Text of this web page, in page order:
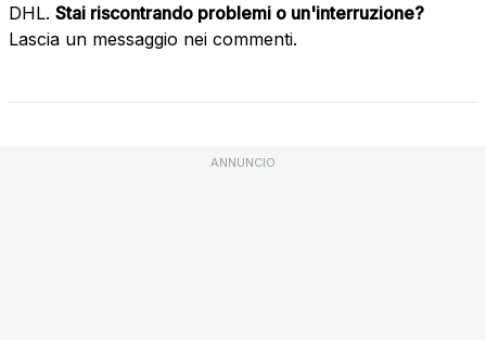
DHL. Stai riscontrando problemi o un'interruzione?
Lascia un messaggio nei commenti.
ANNUNCIO